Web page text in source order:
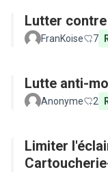
Lutter
FranKoise 7
Lutte anti-
Anonyme 2
Limiter